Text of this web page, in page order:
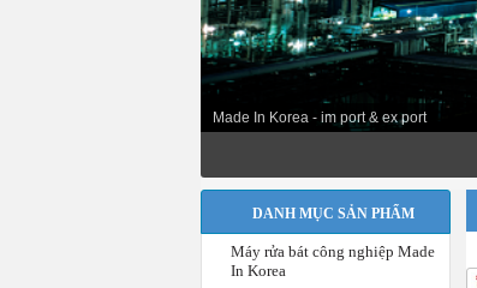
Made In Korea - im port & ex port
DANH MỤC SẢN PHẨM
Máy rửa bát công nghiệp Made
In Korea